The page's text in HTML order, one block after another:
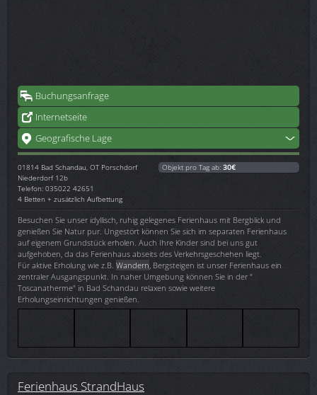
Buchungsanfrage
Internetseite
Geografische Lage
01814 Bad Schandau, OT Porschdorf
Niederdorf 12b
Telefon: 035022 42651
4 Betten + zusätzlich Aufbettung
Objekt pro Tag ab: 30€
Besuchen Sie unser idyllisch, ruhig gelegenes Ferienhaus mit Bergblick und
genießen Sie Natur pur. Ungestört können Sie sich im separaten Ferienhaus
auf eigenem Grundstück erholen. Auch Ihre Kinder sind bei uns gut
aufgehoben, da das Ferienhaus abseits des Verkehrsgeschehen liegt.
Für aktive Erholung wie z.B. Wandern , Bergsteigen ist unser Ferienhaus ein
zentraler Ausgangspunkt. In naher Umgebung können Sie in der "
Toscanatherme" in Bad Schandau relaxen sowie weitere
Erholungseinrichtungen genießen.
Ferienhaus StrandHaus